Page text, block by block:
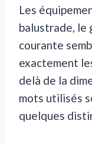
Les
balustrade, le
courante
exactement
delà de la
mots utilisés
quelques